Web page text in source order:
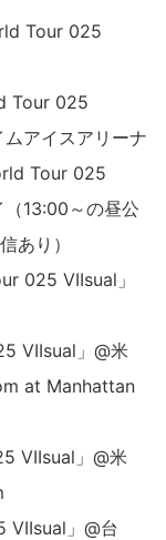
Tour 025
Tour 025
アイスアリーナ
Tour 025
13:00～の昼公
あり）
025 VIIsual」
VIIsual」@米
at Manhattan
VIIsual」@米
」@台